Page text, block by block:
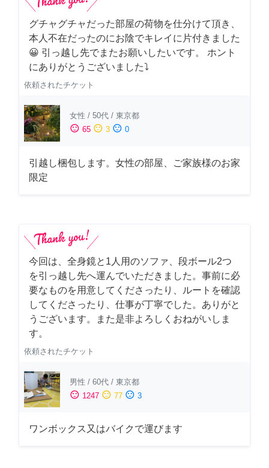
グチャグチャだった部屋の荷物を仕分けて頂き、
本人不在だったのにお陰でキレイに片付きました
😀 引っ越し先でまたお願いしたいです。 ホント
にありがとうございました⤵
依頼されたチケット
女性 / 50代 / 東京都
sentiment_satisfied 65 sentiment_neutral 3 sentiment_dissatisfied 0
引越し梱包します。女性の部屋、ご家族様のお家
限定
今回は、全身鏡と1人用のソファ、段ボール2つ
を引っ越し先へ運んでいただきました。事前に必
要なものを用意してくださったり、ルートを確認
してくださったり、仕事が丁寧でした。ありがと
うございます。また是非よろしくおねがいしま
す。
依頼されたチケット
男性 / 60代 / 東京都
sentiment_satisfied 1247 sentiment_neutral 77 sentiment_dissatisfied 3
ワンボックス又はバイクで運びます